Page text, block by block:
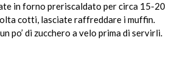
in forno preriscaldato per circa 15-20
cotti, lasciate raffreddare i muffin.
po’ di zucchero a velo prima di servirli.